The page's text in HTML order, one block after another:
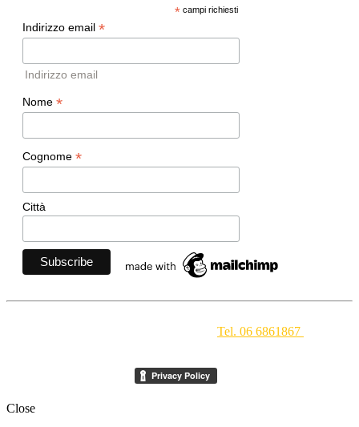
*campi richiesti
Indirizzo email *
Indirizzo email
Nome *
Cognome *
Città
Tel. 06 6861867
Close